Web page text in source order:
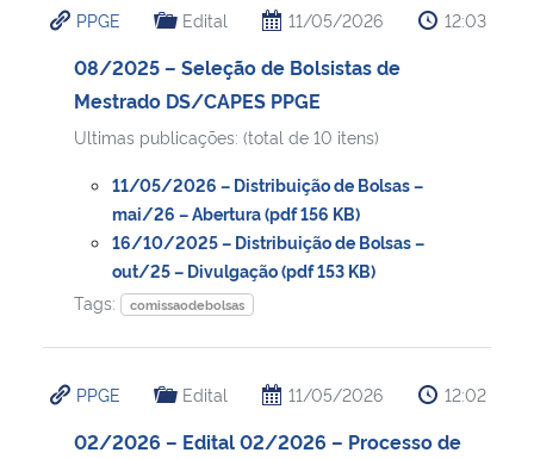
Ministério da Cidadania
Ministério de Minas e Energia
Ministério da Ciência, Tecnologia, Inovações e Comunicações
Ministério do Meio Ambiente
Ministério do Desenvolvimento Regional
PPGE Edital 11/05/2026 12:03
08/2025 – Seleção de Bolsistas de
Mestrado DS/CAPES PPGE
Ultimas publicações: (total de 10 itens)
11/05/2026 – Distribuição de Bolsas –
mai/26 – Abertura (pdf 156 KB)
16/10/2025 – Distribuição de Bolsas –
out/25 – Divulgação (pdf 153 KB)
Tags:
comissaodebolsas
PPGE Edital 11/05/2026 12:02
02/2026 – Edital 02/2026 – Processo de